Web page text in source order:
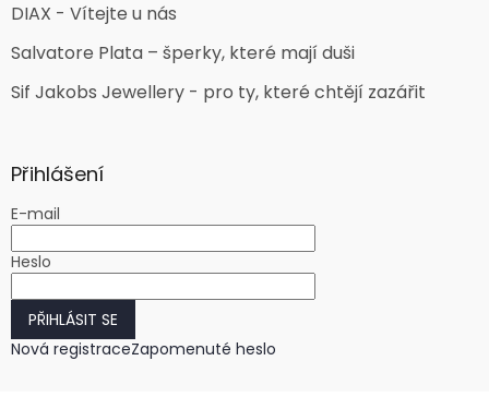
DIAX - Vítejte u nás
Salvatore Plata – šperky, které mají duši
Sif Jakobs Jewellery - pro ty, které chtějí zazářit
Přihlášení
E-mail
Heslo
PŘIHLÁSIT SE
Nová registraceZapomenuté heslo